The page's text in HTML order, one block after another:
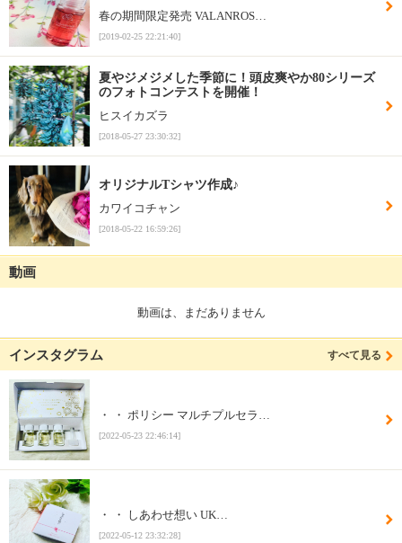
春の期間限定発売 VALANROS…
[2019-02-25 22:21:40]
夏やジメジメした季節に！頭皮爽やか80シリーズ
のフォトコンテストを開催！
ヒスイカズラ
[2018-05-27 23:30:32]
オリジナルTシャツ作成♪
カワイコチャン
[2018-05-22 16:59:26]
動画
動画は、まだありません
インスタグラム すべて見る
・ ・ ポリシー マルチプルセラ…
[2022-05-23 22:46:14]
・ ・ しあわせ想い UK…
[2022-05-12 23:32:28]